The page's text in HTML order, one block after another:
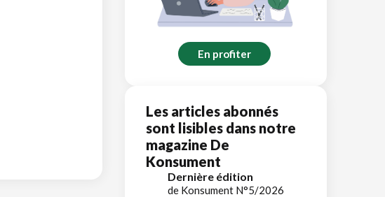
En profiter
Les articles abonnés
sont lisibles dans notre
magazine De
Konsument
Dernière édition
de Konsument N°5/2026